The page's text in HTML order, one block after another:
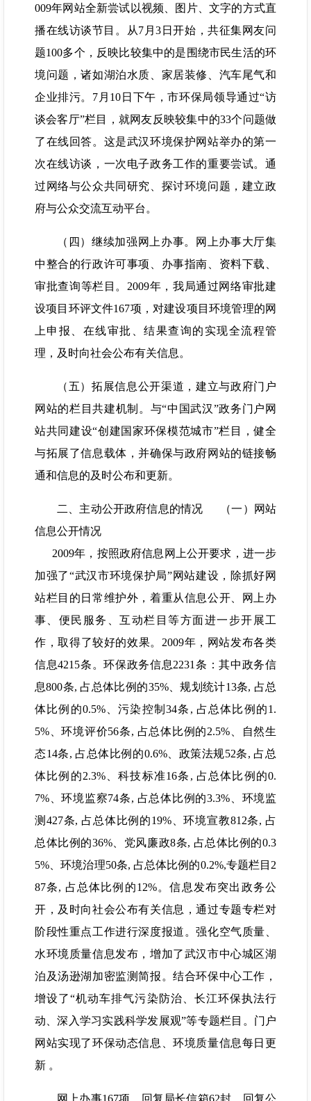
009年网站全新尝试以视频、图片、文字的方式直
播在线访谈节目。从7月3日开始，共征集网友问
题100多个，反映比较集中的是围绕市民生活的环
境问题，诸如湖泊水质、家居装修、汽车尾气和
企业排污。7月10日下午，市环保局领导通过“访
谈会客厅”栏目，就网友反映较集中的33个问题做
了在线回答。这是武汉环境保护网站举办的第一
次在线访谈，一次电子政务工作的重要尝试。通
过网络与公众共同研究、探讨环境问题，建立政
府与公众交流互动平台。
（四）继续加强网上办事。网上办事大厅集
中整合的行政许可事项、办事指南、资料下载、
审批查询等栏目。2009年，我局通过网络审批建
设项目环评文件167项，对建设项目环境管理的网
上申报、在线审批、结果查询的实现全流程管
理，及时向社会公布有关信息。
（五）拓展信息公开渠道，建立与政府门户
网站的栏目共建机制。与“中国武汉”政务门户网
站共同建设“创建国家环保模范城市”栏目，健全
与拓展了信息载体，并确保与政府网站的链接畅
通和信息的及时公布和更新。
二、主动公开政府信息的情况 （一）网站
信息公开情况
2009年，按照政府信息网上公开要求，进一步
加强了“武汉市环境保护局”网站建设，除抓好网
站栏目的日常维护外，着重从信息公开、网上办
事、便民服务、互动栏目等方面进一步开展工
作，取得了较好的效果。2009年，网站发布各类
信息4215条。环保政务信息2231条：其中政务信
息800条, 占总体比例的35%、规划统计13条, 占总
体比例的0.5%、污染控制34条, 占总体比例的1.
5%、环境评价56条, 占总体比例的2.5%、自然生
态14条, 占总体比例的0.6%、政策法规52条, 占总
体比例的2.3%、科技标准16条, 占总体比例的0.
7%、环境监察74条, 占总体比例的3.3%、环境监
测427条, 占总体比例的19%、环境宣教812条, 占
总体比例的36%、党风廉政8条, 占总体比例的0.3
5%、环境治理50条, 占总体比例的0.2%,专题栏目2
87条, 占总体比例的12%。信息发布突出政务公
开，及时向社会公布有关信息，通过专题专栏对
阶段性重点工作进行深度报道。强化空气质量、
水环境质量信息发布，增加了武汉市中心城区湖
泊及汤逊湖加密监测简报。结合环保中心工作，
增设了“机动车排气污染防治、长江环保执法行
动、深入学习实践科学发展观”等专题栏目。门户
网站实现了环保动态信息、环境质量信息每日更
新 。
网上办事167项，回复局长信箱62封，回复公